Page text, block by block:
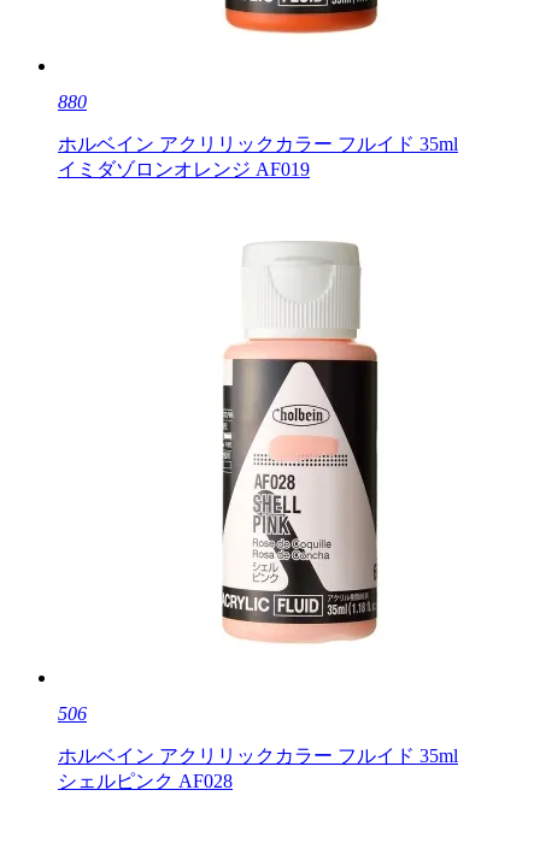
880
ホルベイン アクリリックカラー フルイド 35ml
イミダゾロンオレンジ AF019
506
ホルベイン アクリリックカラー フルイド 35ml
シェルピンク AF028